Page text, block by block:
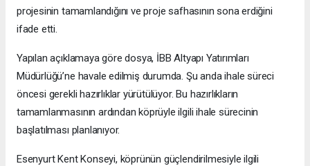
projesinin tamamlandığını ve proje safhasının sona erdiğini
ifade etti.
Yapılan açıklamaya göre dosya, İBB Altyapı Yatırımları
Müdürlüğü’ne havale edilmiş durumda. Şu anda ihale süreci
öncesi gerekli hazırlıklar yürütülüyor. Bu hazırlıkların
tamamlanmasının ardından köprüyle ilgili ihale sürecinin
başlatılması planlanıyor.
Esenyurt Kent Konseyi, köprünün güçlendirilmesiyle ilgili